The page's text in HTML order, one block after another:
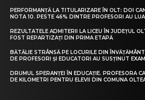
PERFORMANȚĂ LA TITULARIZARE ÎN OLT: DOI
NOTA 10. PESTE 46% DINTRE PROFESORI AU
REZULTATELE ADMITERII LA LICEU ÎN JUDEȚUL
FOST REPARTIZAȚI DIN PRIMA ETAPĂ
BĂTĂLIE STRÂNSĂ PE LOCURILE DIN
DE PROFESORI ȘI EDUCATORI AU SUSȚINUT
DRUMUL SPERANȚEI ÎN EDUCAȚIE. PROFESORA
DE KILOMETRI PENTRU ELEVII DIN COMUNA